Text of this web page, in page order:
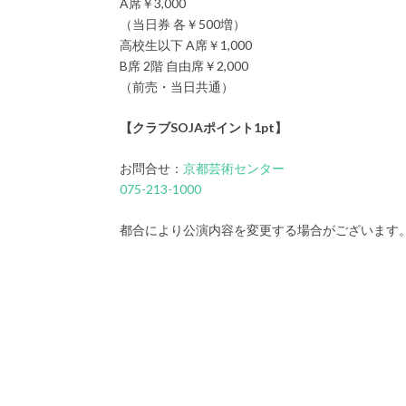
A席￥3,000
（当日券 各￥500増）
高校生以下 A席￥1,000
B席 2階 自由席￥2,000
（前売・当日共通）
【クラブSOJAポイント1pt】
お問合せ： 京都芸術センター
075-213-1000
都合により公演内容を変更する場合がございます